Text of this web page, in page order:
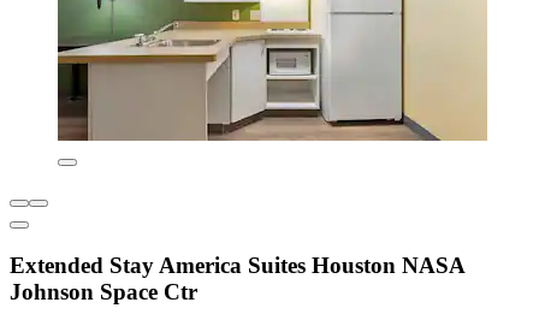
Extended Stay America Suites Houston NASA
Johnson Space Ctr